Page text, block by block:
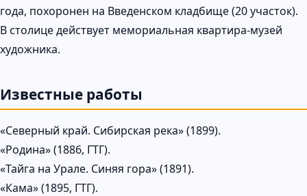
года, похоронен на Введенском кладбище (20 участок).
В столице действует мемориальная квартира-музей
художника.
Известные работы
«Северный край. Сибирская река» (1899).
«Родина» (1886, ГТГ).
«Тайга на Урале. Синяя гора» (1891).
«Кама» (1895, ГТГ).